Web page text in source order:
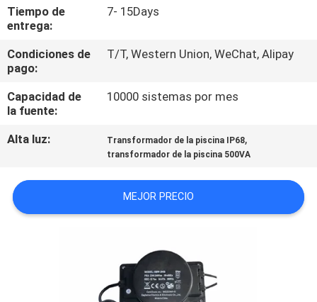
EN
CON
PIDA
UNA
NEWS
Tiempo de
entrega:
7- 15Days
Condiciones de
pago:
T/T, Western Union, WeChat, Alipay
Capacidad de
la fuente:
10000 sistemas por mes
Alta luz: Transformador de la piscina IP68,
transformador de la piscina 500VA
MEJOR PRECIO